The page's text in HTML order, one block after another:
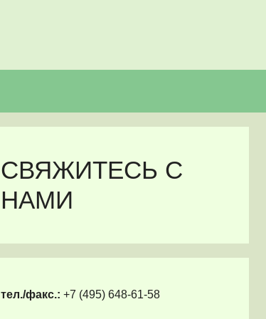
СВЯЖИТЕСЬ С
НАМИ
тел./факс.: +7 (495) 648-61-58